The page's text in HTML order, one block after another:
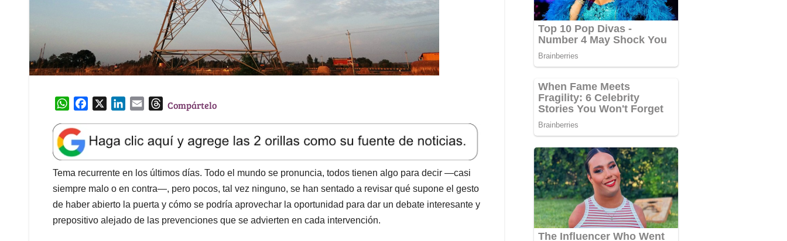
W
a
t
s
A
p
p
e
b
o
o
k
k
e
d
I
n
l
T
e
a
d
s
Compártelo
Tema recurrente en los últimos días. Todo el mundo se pronuncia, todos tienen algo para decir —casi
siempre malo o en contra—, pero pocos, tal vez ninguno, se han sentado a revisar qué supone el gesto
de haber abierto la puerta y cómo se podría aprovechar la oportunidad para dar un debate interesante y
prepositivo alejado de las prevenciones que se advierten en cada intervención.